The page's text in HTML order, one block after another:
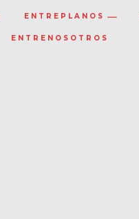
ENTREPLANOS
ENTRENOSOTROS